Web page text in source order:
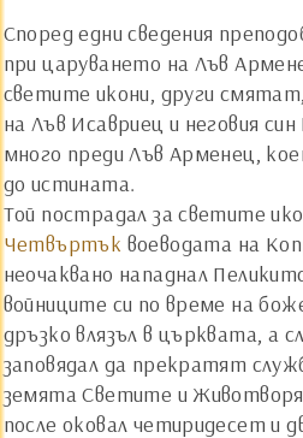
Според едни сведения
при царуването на Лъв
светите икони, други
на Лъв Исавриец и неговия
много преди Лъв Арменец,
до истината.
Той пострадал за светите
Четвъртък воеводата на
неочаквано нападнал
войниците си по време на
дръзко влязъл в църквата, а
заповядал да прекратят
земята Светите и
после оковал четиридесет и